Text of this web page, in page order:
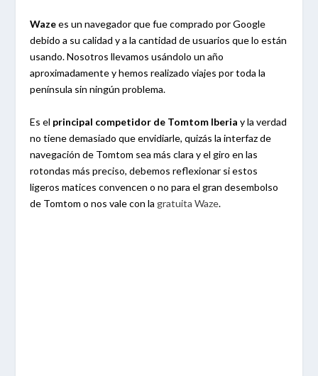
Wazees un navegador que fue comprado por Google
debido a su calidad y a la cantidad de usuarios que lo están
usando. Nosotros llevamos usándolo un año
aproximadamente y hemos realizado viajes por toda la
península sin ningún problema.
Es el principal competidor de Tomtom Iberia y la verdad
no tiene demasiado que envidiarle, quizás la interfaz de
navegación de Tomtom sea más clara y el giro en las
rotondas más preciso, debemos reflexionar si estos
ligeros matices convencen o no para el gran desembolso
de Tomtom o nos vale con la gratuita Waze.